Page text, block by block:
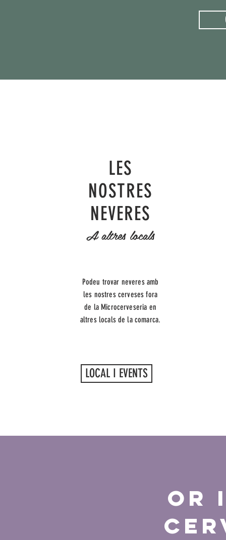
LES
NOSTRES
NEVERES
A altres locals
Podeu trovar neveres amb
les nostres cerveses fora
de la Microcerveseria en
altres locals de la comarca.
LOCAL I EVENTS
Or